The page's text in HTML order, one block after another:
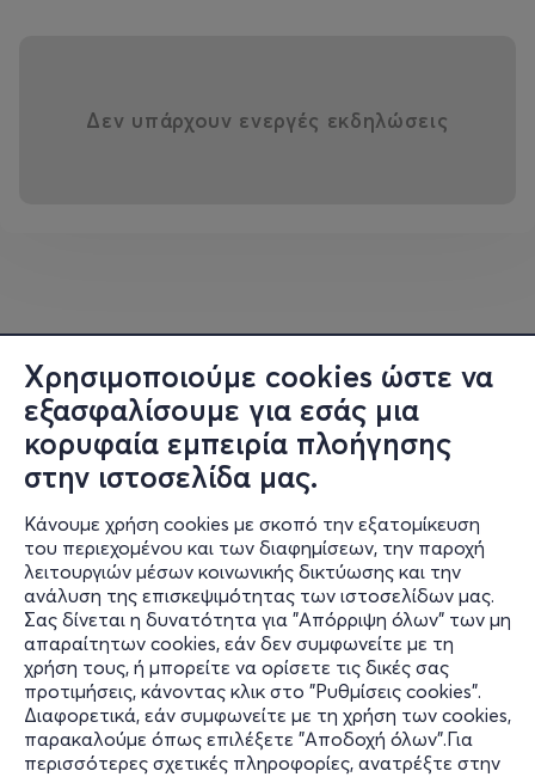
Χρησιμοποιούμε cookies ώστε να
εξασφαλίσουμε για εσάς μια
κορυφαία εμπειρία πλοήγησης
στην ιστοσελίδα μας.
Κάνουμε χρήση cookies με σκοπό την εξατομίκευση
του περιεχομένου και των διαφημίσεων, την παροχή
λειτουργιών μέσων κοινωνικής δικτύωσης και την
ανάλυση της επισκεψιμότητας των ιστοσελίδων μας.
Σας δίνεται η δυνατότητα για "Απόρριψη όλων" των μη
απαραίτητων cookies, εάν δεν συμφωνείτε με τη
χρήση τους, ή μπορείτε να ορίσετε τις δικές σας
προτιμήσεις, κάνοντας κλικ στο "Ρυθμίσεις cookies".
Διαφορετικά, εάν συμφωνείτε με τη χρήση των cookies,
παρακαλούμε όπως επιλέξετε "Αποδοχή όλων".Για
περισσότερες σχετικές πληροφορίες, ανατρέξτε στην
πολιτικές και φόρμες που έχουμε συνηθίσει να
Σας περιμένουμε σε κάθε γωνιά της Ελλάδας,
της Κύπρου και του εξωτερικού!
Δεν υπάρχουν ενεργές εκδηλώσεις
Πληροφορίες
Υποστήριξη
Stay Connected